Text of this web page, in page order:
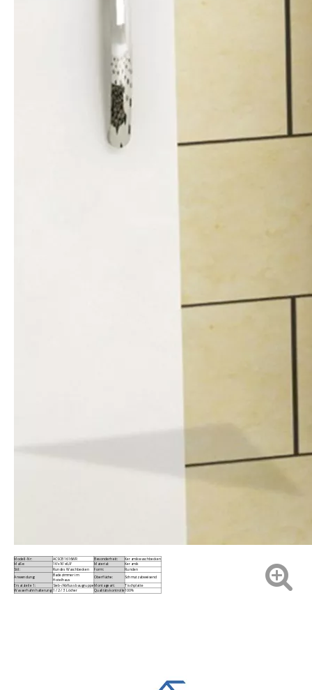
Modell-Nr: ACSCB1616WR Besonderheit: Keramikwaschbecken
Maße: 16'x16'x6,9' Material:
Keramik
Stil:
Rundes Waschbecken Form:
Runden
Anwendung:
Badezimmer im
Hotelhaus
Oberfläche: Schmutzabweisend
Ersatzteile 1: Sieb-/AbflussbaugruppeMontageart: Tischplatte
Wasserhahnhalterung:1 / 2 / 3 Löcher Qualitätskontrolle100%